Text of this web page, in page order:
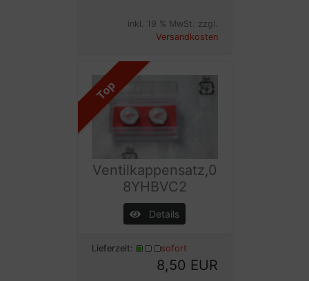
inkl. 19 % MwSt. zzgl.
Versandkosten
Top
Ventilkappensatz,0
8YHBVC2
Details
Lieferzeit: sofort
8,50 EUR